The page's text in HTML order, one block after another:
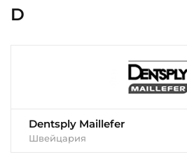
D
Dentsply Maillefer
Швейцария